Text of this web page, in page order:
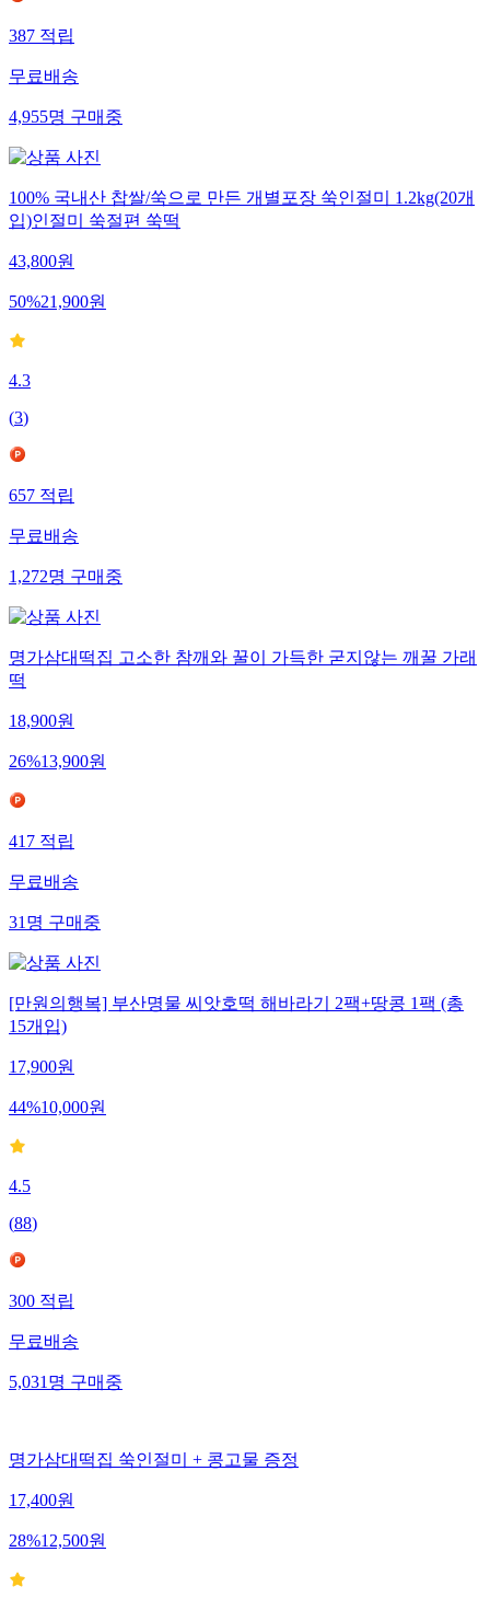
387적립
무료배송
4,955명구매중
100% 국내산 찹쌀/쑥으로 만든 개별포장 쑥인절미 1.2kg(20개
입)인절미 쑥절편 쑥떡
43,800원
50%21,900원
4.3
(3)
657적립
무료배송
1,272명구매중
명가삼대떡집 고소한 참깨와 꿀이 가득한 굳지않는 깨꿀 가래
떡
18,900원
26%13,900원
417적립
무료배송
31명구매중
[만원의행복] 부산명물 씨앗호떡 해바라기 2팩+땅콩 1팩 (총
15개입)
17,900원
44%10,000원
4.5
(88)
300적립
무료배송
5,031명구매중
명가삼대떡집 쑥인절미 + 콩고물 증정
17,400원
28%12,500원